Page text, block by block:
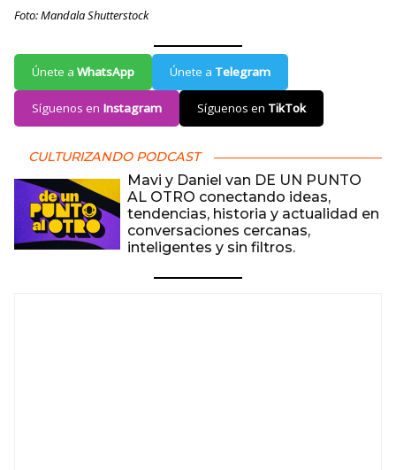
Foto: Mandala Shutterstock
Únete a WhatsApp Únete a Telegram
Síguenos en Instagram Síguenos en TikTok
CULTURIZANDO PODCAST
Mavi y Daniel van DE UN PUNTO
AL OTRO conectando ideas,
tendencias, historia y actualidad en
conversaciones cercanas,
inteligentes y sin filtros.